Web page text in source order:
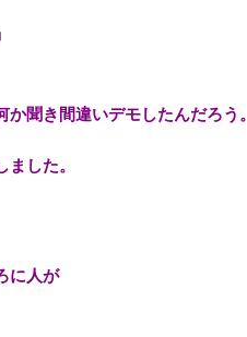
聞き間違いデモしたんだろう。
した。
に人が